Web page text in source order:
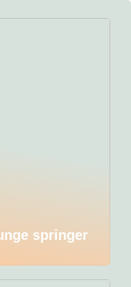
springer